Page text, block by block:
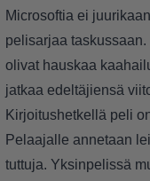
Microsoftia ei
pelisarjaa
olivat hauskaa
jatkaa edeltäjiensä
Kirjoitushetkellä peli
Pelaajalle annetaan
tuttuja. Yksinpelissä